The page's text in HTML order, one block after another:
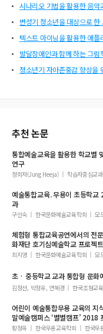
시나리오 기법을 활용한 음
변성기 청소년을 대상으로
텍스트 마이닝을 활용한 애플
발달장애인과 함께 하는 그
청소년기 자아존중감 향상을
추천 논문
통합예술교육을 활용한학교별
연구
정희자(Jung Heeja) 학습자중심교
예술통합교육․무용이 초등학교
과
구인숙 한국문화예술교육학회 모
체험형 통합교육공연에서의 전문
화재단 호기심예술학교프로젝
최지영 한국문화예술교육학회 모
초 · 중등학교교과통합형 문화
김정선, 박정유, 연혜경 한국조형교
어린이 예술통합무용교육의 지
말예술캠퍼스 ‘별별캠프’ 2018
황정옥 한국무용교육학회 한국무